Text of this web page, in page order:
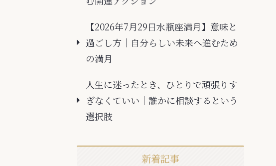
【2026年7月29日水瓶座満月】意味と
過ごし方｜自分らしい未来へ進むため
の満月
人生に迷ったとき、ひとりで頑張りす
ぎなくていい｜誰かに相談するという
選択肢
新着記事